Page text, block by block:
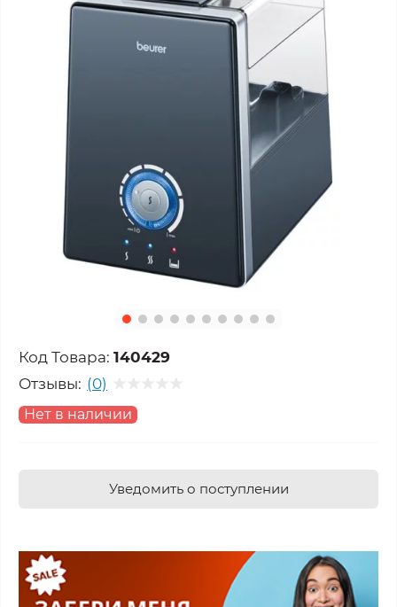
Код Товара: 140429
Отзывы: (0)
Нет в наличии
Уведомить о поступлении